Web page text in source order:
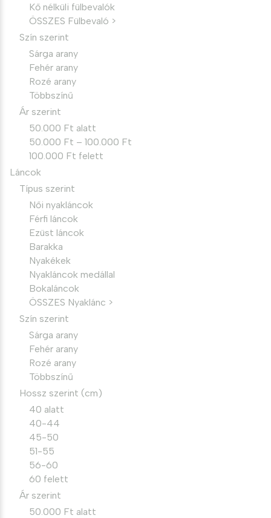
Kő nélküli fülbevalók
ÖSSZES Fülbevaló >
Szín szerint
Sárga arany
Fehér arany
Rozé arany
Többszínű
Ár szerint
50.000 Ft alatt
50.000 Ft – 100.000 Ft
100.000 Ft felett
Láncok
Típus szerint
Női nyakláncok
Férfi láncok
Ezüst láncok
Barakka
Nyakékek
Nyakláncok medállal
Bokaláncok
ÖSSZES Nyaklánc >
Szín szerint
Sárga arany
Fehér arany
Rozé arany
Többszínű
Hossz szerint (cm)
40 alatt
40-44
45-50
51-55
56-60
60 felett
Ár szerint
50.000 Ft alatt